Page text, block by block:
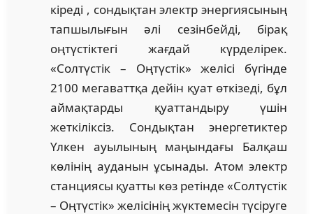
кіреді , сондықтан электр энергиясының
тапшылығын әлі сезінбейді, бірақ
оңтүстіктегі жағдай күрделірек.
«Солтүстік – Оңтүстік» желісі бүгінде
2100 мегаваттқа дейін қуат өткізеді, бұл
аймақтарды қуаттандыру үшін
жеткіліксіз. Сондықтан энергетиктер
Үлкен ауылының маңындағы Балқаш
көлінің ауданын ұсынады. Атом электр
станциясы қуатты көз ретінде «Солтүстік
– Оңтүстік» желісінің жүктемесін түсіруге